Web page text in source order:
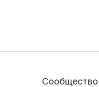
Сообщество